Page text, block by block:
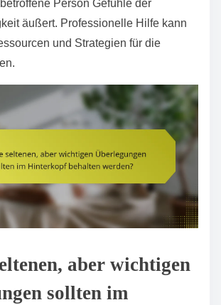
Person Gefühle der
äußert. Professionelle Hilfe kann
und Strategien für die
aber wichtigen
sollten im